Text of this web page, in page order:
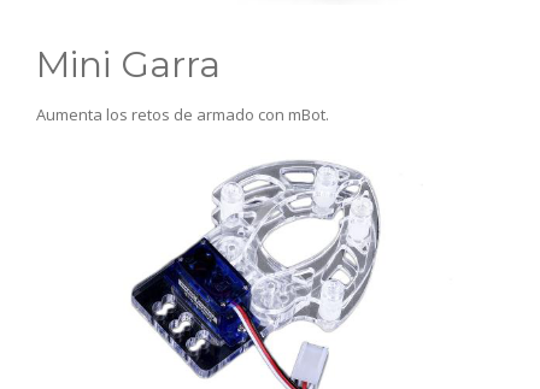
Mini Garra
Aumenta los retos de armado con mBot.